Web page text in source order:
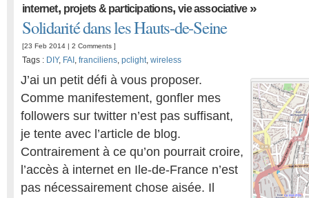
internet, projets & participations,vie associative»
Solidarité dans les Hauts-de-Seine
[23 Feb 2014 | 2 Comments ]
Tags : DIY, FAI , franciliens, pclight, wireless
J’ai un petit défi à vous proposer.
Comme manifestement, gonfler mes
followers sur twitter n’est pas suffisant,
je tente avec l’article de blog.
Contrairement à ce qu’on pourrait croire,
l’accès à internet en Ile-de-France n’est
pas nécessairement chose aisée. Il